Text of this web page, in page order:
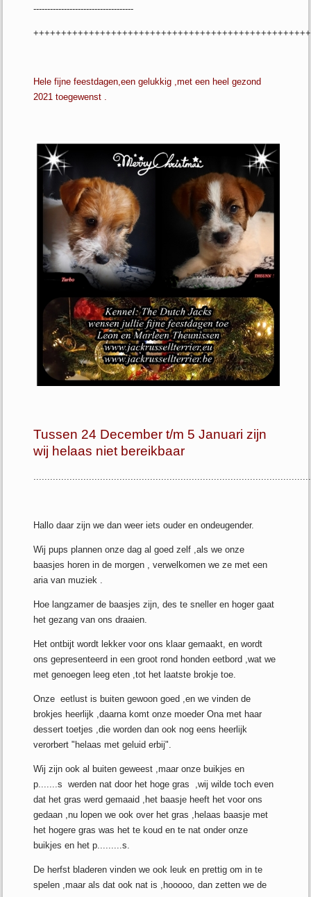
------------------------------------
Hele fijne feestdagen,een gelukkig ,met een heel gezond
2021 toegewenst .
Tussen 24 December t/m 5 Januari zijn
wij helaas niet bereikbaar
Hallo daar zijn we dan weer iets ouder en ondeugender.
Wij pups plannen onze dag al goed zelf ,als we onze
baasjes horen in de morgen , verwelkomen we ze met een
aria van muziek .
Hoe langzamer de baasjes zijn, des te sneller en hoger gaat
het gezang van ons draaien.
Het ontbijt wordt lekker voor ons klaar gemaakt, en wordt
ons gepresenteerd in een groot rond honden eetbord ,wat we
met genoegen leeg eten ,tot het laatste brokje toe.
Onze eetlust is buiten gewoon goed ,en we vinden de
brokjes heerlijk ,daarna komt onze moeder Ona met haar
dessert toetjes ,die worden dan ook nog eens heerlijk
verorbert "helaas met geluid erbij".
Wij zijn ook al buiten geweest ,maar onze buikjes en
p.......s werden nat door het hoge gras ,wij wilde toch even
dat het gras werd gemaaid ,het baasje heeft het voor ons
gedaan ,nu lopen we ook over het gras ,helaas baasje met
het hogere gras was het te koud en te nat onder onze
buikjes en het p.........s.
De herfst bladeren vinden we ook leuk en prettig om in te
spelen ,maar als dat ook nat is ,hooooo, dan zetten we de